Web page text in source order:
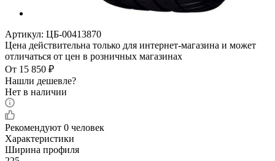
Артикул: ЦБ-00413870
Цена действительна только для интернет-магазина и может
отличаться от цен в розничных магазинах
От 15 850 ₽
Нашли дешевле?
Нет в наличии
Рекомендуют 0 человек
Характеристики
Ширина профиля